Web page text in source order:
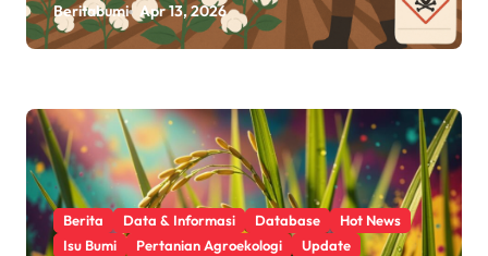
Beritabumi Apr 13, 2026
Berita Data & Informasi Database
Hot News
Isu Bumi
Pertanian Agroekologi Update